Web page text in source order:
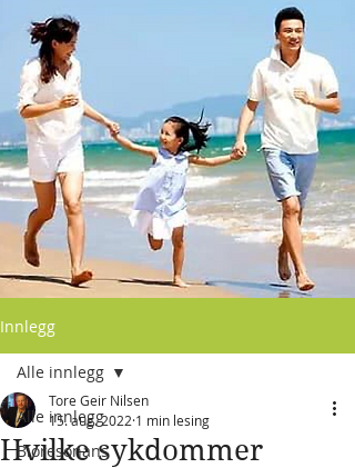
Innlegg
Alle innlegg
Bioresonans
Alle innlegg
Hvilke sykdommer
Tore Geir Nilsen
15. aug. 2022 1 min lesing